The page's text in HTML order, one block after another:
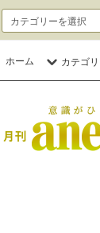
ホーム カテゴ